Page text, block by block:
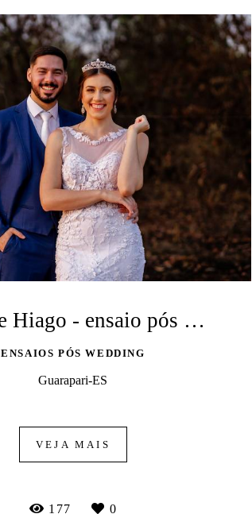
Layza e Hiago - ensaio pós wedding
ENSAIOS PÓS WEDDING
Guarapari-ES
VEJA MAIS
177 0